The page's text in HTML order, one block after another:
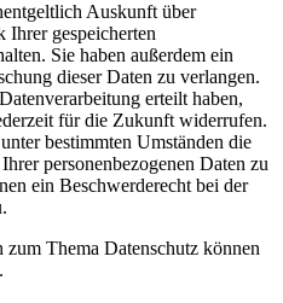
Auskunft über
gespeicherten
Sie haben außerdem ein
dieser Daten zu verlangen.
erteilt haben,
für die Zukunft widerrufen.
bestimmten Umständen die
personenbezogenen Daten zu
ein Beschwerderecht bei der
Thema Datenschutz können